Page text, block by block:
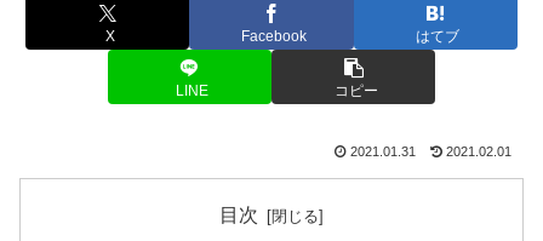
X Facebook はてブ
LINE コピー
2021.01.31 2021.02.01
目次